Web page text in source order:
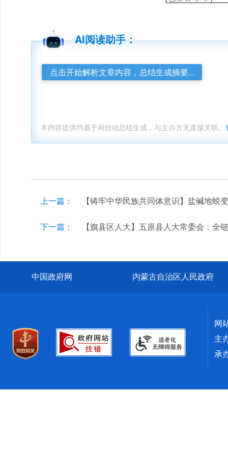
AI阅读助手：
点击开始解析文章内容，总结生成摘要...
本内容提供均基于AI自动总结生成，与主办方无直接关联。
上一篇： 【铸牢中华民族共同体意识】盐碱地蜕
下一篇： 【旗县区人大】五原县人大常委会：全
中国政府网 内蒙古自治区人民政府
网
主
承